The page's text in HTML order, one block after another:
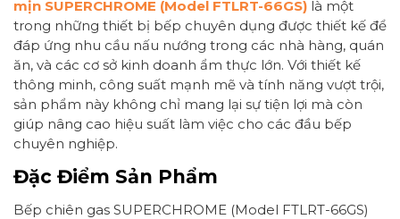
mịn SUPERCHROME (Model FTLRT-66GS) là một
trong những thiết bị bếp chuyên dụng được thiết kế để
đáp ứng nhu cầu nấu nướng trong các nhà hàng, quán
ăn, và các cơ sở kinh doanh ẩm thực lớn. Với thiết kế
thông minh, công suất mạnh mẽ và tính năng vượt trội,
sản phẩm này không chỉ mang lại sự tiện lợi mà còn
giúp nâng cao hiệu suất làm việc cho các đầu bếp
chuyên nghiệp.
Đặc Điểm Sản Phẩm
Bếp chiên gas SUPERCHROME (Model FTLRT-66GS)